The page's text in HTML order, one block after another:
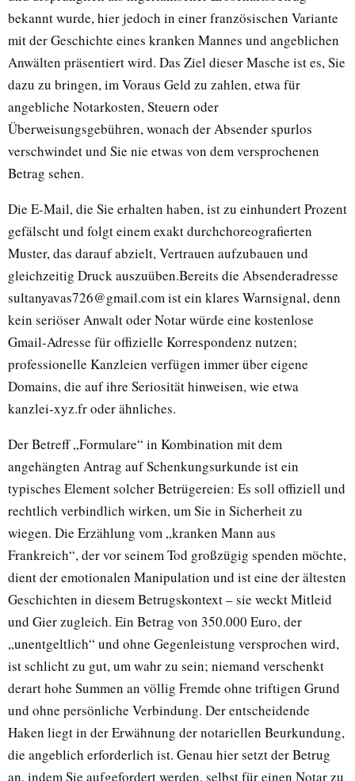
bekannt wurde, hier jedoch in einer französischen Variante
mit der Geschichte eines kranken Mannes und angeblichen
Anwälten präsentiert wird. Das Ziel dieser Masche ist es, Sie
dazu zu bringen, im Voraus Geld zu zahlen, etwa für
angebliche Notarkosten, Steuern oder
Überweisungsgebühren, wonach der Absender spurlos
verschwindet und Sie nie etwas von dem versprochenen
Betrag sehen.
Die E-Mail, die Sie erhalten haben, ist zu einhundert Prozent
gefälscht und folgt einem exakt durchchoreografierten
Muster, das darauf abzielt, Vertrauen aufzubauen und
gleichzeitig Druck auszuüben.Bereits die Absenderadresse
sultanyavas726@gmail.com ist ein klares Warnsignal, denn
kein seriöser Anwalt oder Notar würde eine kostenlose
Gmail-Adresse für offizielle Korrespondenz nutzen;
professionelle Kanzleien verfügen immer über eigene
Domains, die auf ihre Seriosität hinweisen, wie etwa
kanzlei-xyz.fr oder ähnliches.
Der Betreff „Formulare“ in Kombination mit dem
angehängten Antrag auf Schenkungsurkunde ist ein
typisches Element solcher Betrügereien: Es soll offiziell und
rechtlich verbindlich wirken, um Sie in Sicherheit zu
wiegen. Die Erzählung vom „kranken Mann aus
Frankreich“, der vor seinem Tod großzügig spenden möchte,
dient der emotionalen Manipulation und ist eine der ältesten
Geschichten in diesem Betrugskontext – sie weckt Mitleid
und Gier zugleich. Ein Betrag von 350.000 Euro, der
„unentgeltlich“ und ohne Gegenleistung versprochen wird,
ist schlicht zu gut, um wahr zu sein; niemand verschenkt
derart hohe Summen an völlig Fremde ohne triftigen Grund
und ohne persönliche Verbindung. Der entscheidende
Haken liegt in der Erwähnung der notariellen Beurkundung,
die angeblich erforderlich ist. Genau hier setzt der Betrug
an, indem Sie aufgefordert werden, selbst für einen Notar zu